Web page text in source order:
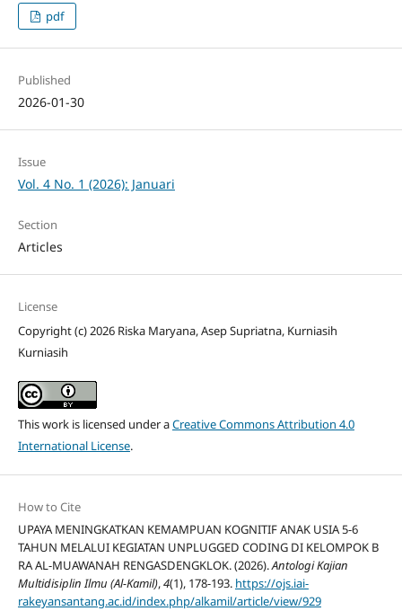
pdf
Published
2026-01-30
Issue
Vol. 4 No. 1 (2026): Januari
Section
Articles
License
Copyright (c) 2026 Riska Maryana, Asep Supriatna, Kurniasih
Kurniasih
This work is licensed under aCreative Commons Attribution 4.0
International License.
How to Cite
UPAYA MENINGKATKAN KEMAMPUAN KOGNITIF ANAK USIA 5-6
TAHUN MELALUI KEGIATAN UNPLUGGED CODING DI KELOMPOK B
RA AL-MUAWANAH RENGASDENGKLOK. (2026).Antologi Kajian
Multidisiplin Ilmu (Al-Kamil),4(1), 178-193. https://ojs.iai-
rakeyansantang.ac.id/index.php/alkamil/article/view/929